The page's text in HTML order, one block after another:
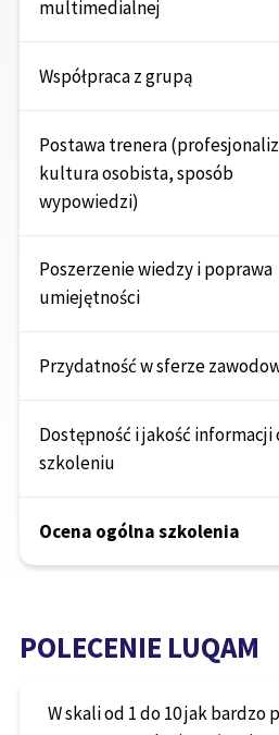
multimedialnej
Współpraca z grupą
Postawa trenera
kultura osobista, sposób
wypowiedzi)
Poszerzenie wiedzy i poprawa
umiejętności
Przydatność w sferze
Dostępność i jakość informacji
szkoleniu
Ocena ogólna szkolenia
POLECENIE LUQAM
W skali od 1 do 10 jak